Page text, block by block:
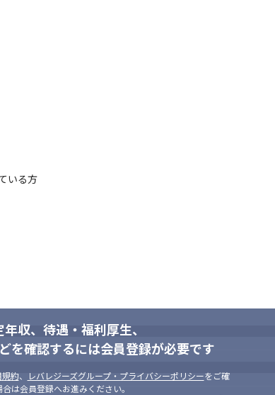
いる方
年収、待遇・福利厚生、
を確認するには会員登録が必要です
規約、 レバレジーズグループ・プライバシーポリシーをご確
は会員登録へお進みください。